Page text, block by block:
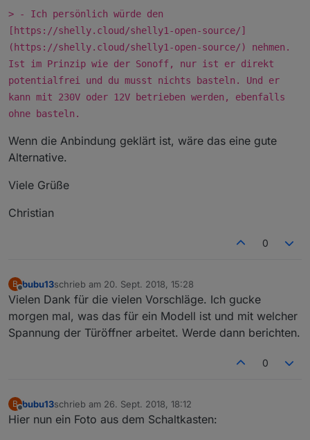
> - Ich persönlich würde den
[https://shelly.cloud/shelly1-open-source/]
(https://shelly.cloud/shelly1-open-source/) nehmen.
Ist im Prinzip wie der Sonoff, nur ist er direkt
potentialfrei und du musst nichts basteln. Und er
kann mit 230V oder 12V betrieben werden, ebenfalls
ohne basteln.
Wenn die Anbindung geklärt ist, wäre das eine gute
Alternative.
Viele Grüße
Christian
0
B
Offline
bubu13schrieb am 20. Sept. 2018, 15:28
zuletzt editiert von
Vielen Dank für die vielen Vorschläge. Ich gucke
morgen mal, was das für ein Modell ist und mit welcher
Spannung der Türöffner arbeitet. Werde dann berichten.
0
B bubu13schrieb am 26. Sept. 2018, 18:12
zuletzt editiert von
Hier nun ein Foto aus dem Schaltkasten: